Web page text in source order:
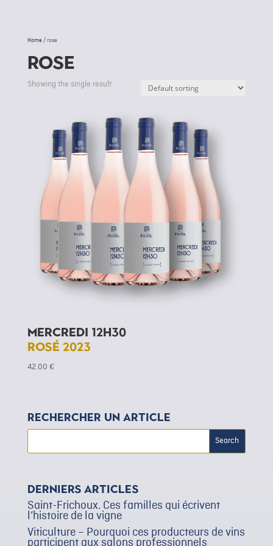
Home/ rose
rose
Showing the single result
Mercredi 12h30
Rosé 2023
42.00 €
Rechercher un article
Derniers articles
Saint-Frichoux. Ces familles qui écrivent
l’histoire de la vigne
Viticulture – Pourquoi ces producteurs de vins
participent aux salons professionnels